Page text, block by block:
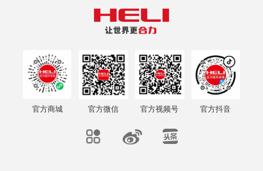
官方商城 官方微信 官方视频号 官方抖音